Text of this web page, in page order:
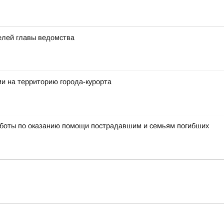
главы ведомства
территорию города-курорта
по оказанию помощи пострадавшим и семьям погибших